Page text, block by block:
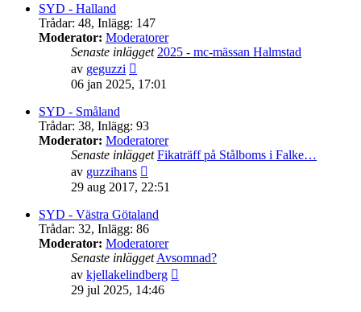
inlägget
SYD - Halland
Trådar: 48, Inlägg: 147
Moderator: Moderatorer
Senaste inlägget 2025 - mc-mässan Halmstad
av geguzzi
till
inlägget
06 jan 2025, 17:01
SYD - Småland
Trådar: 38, Inlägg: 93
Moderator: Moderatorer
Senaste inlägget Fikaträff på Stålboms i Falke…
av guzzihans
till
senaste
inlägget
29 aug 2017, 22:51
SYD - Västra Götaland
Trådar: 32, Inlägg: 86
Moderator: Moderatorer
Senaste inlägget Avsomnad?
av kjellakelindberg
29 jul 2025, 14:46